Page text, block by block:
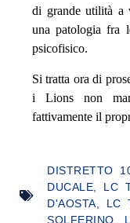
di grande utilità a
una patologia fra
psicofisico.
Si tratta ora di
i Lions non
fattivamente il
DISTRETTO
DUCALE
LC
D'AOSTA
LC
SOLFERINO